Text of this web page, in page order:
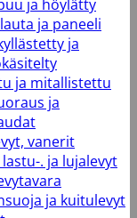
ja höylätty
ja paneeli
ja
ja mitallistettu
ja
vanerit
lastu-. ja lujalevyt
ja kuitulevyt